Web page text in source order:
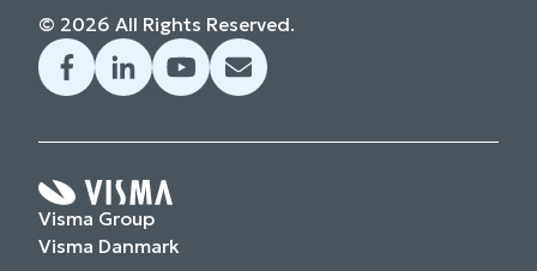
© 2026 All Rights Reserved.
Visma Group
Visma Danmark